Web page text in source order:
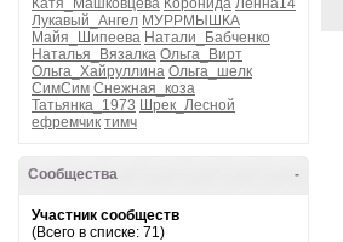
Катя_Машковцева Коронида Ленна14
Лукавый_Ангел МУРРМЫШКА
Майя_Шипеева Натали_Бабченко
Наталья_Вязалка Ольга_Вирт
Ольга_Хайруллина Ольга_шелк
СимСим Снежная_коза
Татьянка_1973 Шрек_Лесной
ефремчик тимч
-
Сообщества
Участник сообществ
(Всего в списке: 71)